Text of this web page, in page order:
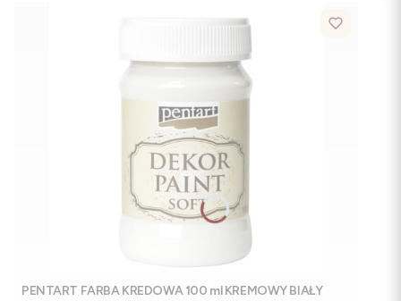
PENTART FARBA KREDOWA 100 ml KREMOWY BIAŁY